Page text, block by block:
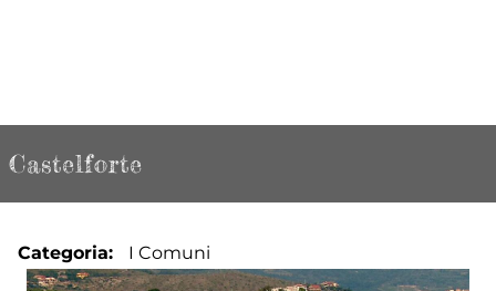
Castelforte
Categoria I Comuni